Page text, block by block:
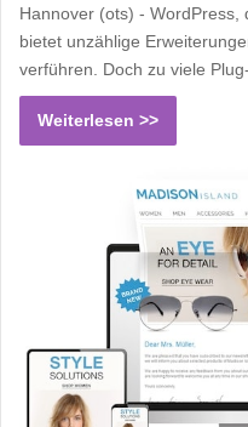
Hannover (ots) - WordPress,
bietet unzählige
verführen. Doch zu viele
Weiterlesen >>